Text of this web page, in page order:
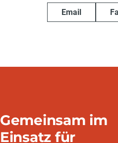
Email
Gemeinsam im
Einsatz für